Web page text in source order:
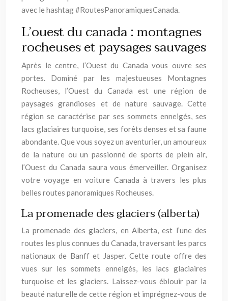
avec le hashtag #RoutesPanoramiquesCanada.
L’ouest du canada : montagnes
rocheuses et paysages sauvages
Après le centre, l’Ouest du Canada vous ouvre ses
portes. Dominé par les majestueuses Montagnes
Rocheuses, l’Ouest du Canada est une région de
paysages grandioses et de nature sauvage. Cette
région se caractérise par ses sommets enneigés, ses
lacs glaciaires turquoise, ses forêts denses et sa faune
abondante. Que vous soyez un aventurier, un amoureux
de la nature ou un passionné de sports de plein air,
l’Ouest du Canada saura vous émerveiller. Organisez
votre voyage en voiture Canada à travers les plus
belles routes panoramiques Rocheuses.
La promenade des glaciers (alberta)
La promenade des glaciers, en Alberta, est l’une des
routes les plus connues du Canada, traversant les parcs
nationaux de Banff et Jasper. Cette route offre des
vues sur les sommets enneigés, les lacs glaciaires
turquoise et les glaciers. Laissez-vous éblouir par la
beauté naturelle de cette région et imprégnez-vous de